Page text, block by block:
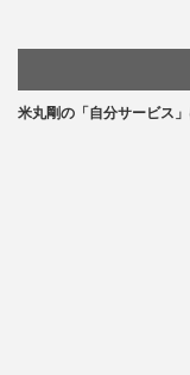
米丸剛の「自分サービス